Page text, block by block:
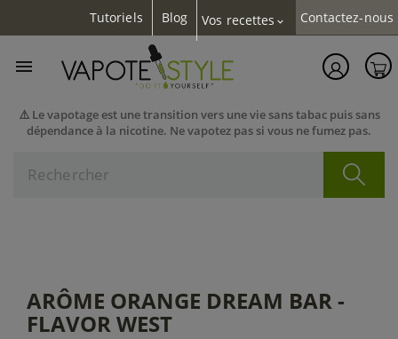
Tutoriels Blog Vos recettes expand_more Contactez-nous
⚠️ Le vapotage est une transition vers une vie sans tabac puis sans
dépendance à la nicotine. Ne vapotez pas si vous ne fumez pas.

ARÔME ORANGE DREAM BAR -
FLAVOR WEST